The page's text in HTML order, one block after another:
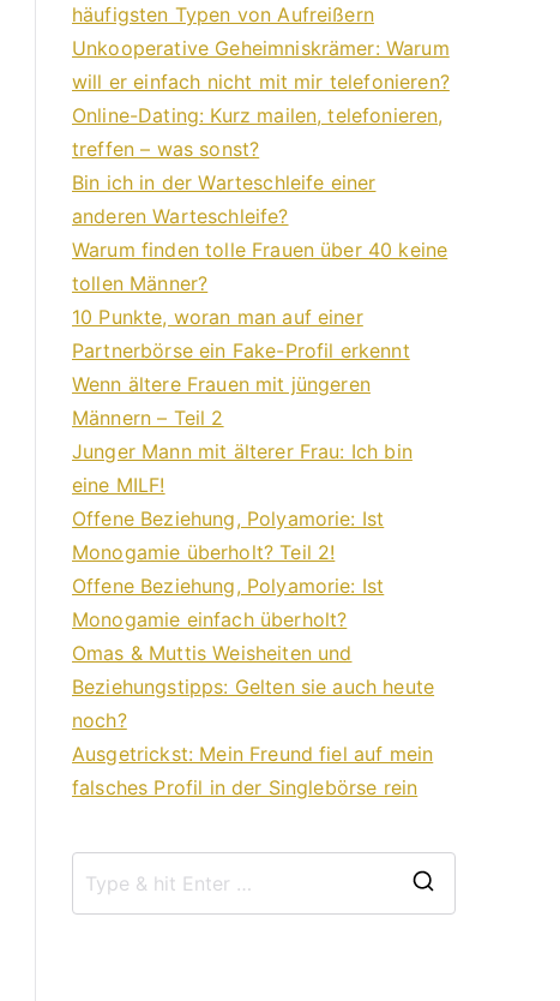
häufigsten Typen von Aufreißern
Unkooperative Geheimniskrämer: Warum
will er einfach nicht mit mir telefonieren?
Online-Dating: Kurz mailen, telefonieren,
treffen – was sonst?
Bin ich in der Warteschleife einer
anderen Warteschleife?
Warum finden tolle Frauen über 40 keine
tollen Männer?
10 Punkte, woran man auf einer
Partnerbörse ein Fake-Profil erkennt
Wenn ältere Frauen mit jüngeren
Männern – Teil 2
Junger Mann mit älterer Frau: Ich bin
eine MILF!
Offene Beziehung, Polyamorie: Ist
Monogamie überholt? Teil 2!
Offene Beziehung, Polyamorie: Ist
Monogamie einfach überholt?
Omas & Muttis Weisheiten und
Beziehungstipps: Gelten sie auch heute
noch?
Ausgetrickst: Mein Freund fiel auf mein
falsches Profil in der Singlebörse rein
e